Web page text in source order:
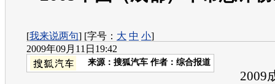
[我来说两句] [字号： 大 中 小]
2009年09月11日19:42
来源： 搜狐汽车 作者：综合报道
2009成